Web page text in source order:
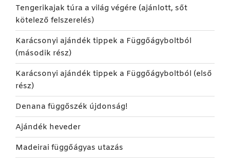
Tengerikajak túra a világ végére (ajánlott, sőt
kötelező felszerelés)
Karácsonyi ajándék tippek a Függőágyboltból
(második rész)
Karácsonyi ajándék tippek a Függőágyboltból (első
rész)
Denana függőszék újdonság!
Ajándék heveder
Madeirai függőágyas utazás